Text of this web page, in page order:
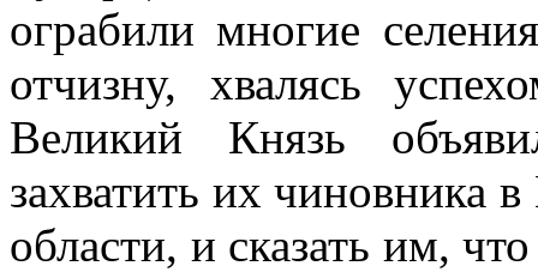
ограбили многие
отчизну, хвалясь
Великий Князь
захватить их чиновника
области, и сказать им,